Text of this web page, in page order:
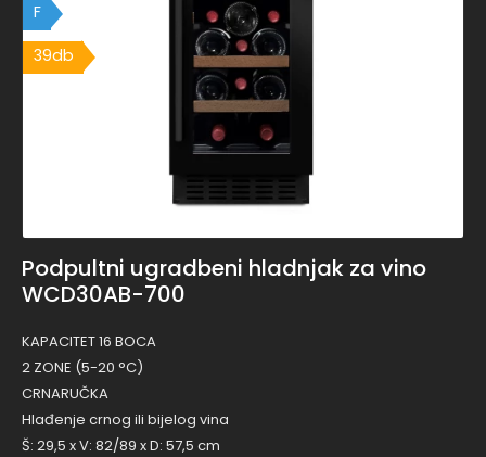
39db
F
Podpultni ugradbeni hladnjak za vino
WCD30AB-700
KAPACITET 16 BOCA
2 ZONE (5-20 °C)
CRNARUČKA
Hlađenje crnog ili bijelog vina
Š: 29,5 x V: 82/89 x D: 57,5 cm